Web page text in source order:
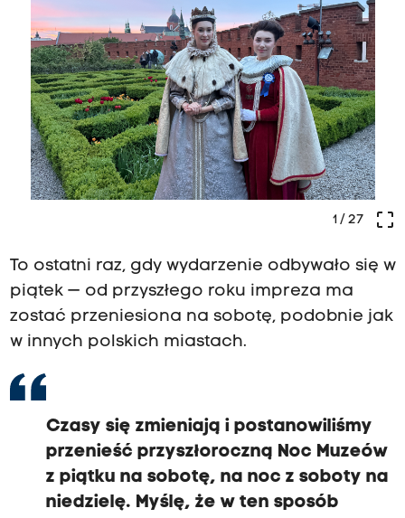
crop_free
1/ 27
To ostatni raz, gdy wydarzenie odbywało się w
piątek — od przyszłego roku impreza ma
zostać przeniesiona na sobotę, podobnie jak
w innych polskich miastach.
Czasy się zmieniają i postanowiliśmy
przenieść przyszłoroczną Noc Muzeów
z piątku na sobotę, na noc z soboty na
niedzielę. Myślę, że w ten sposób